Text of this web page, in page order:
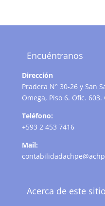
Encuéntranos
Dirección
Pradera N° 30-26 y San
Omega, Piso 6. Ofic.
Teléfono:
+593 2 453 7416
Mail:
Acerca de este sitio